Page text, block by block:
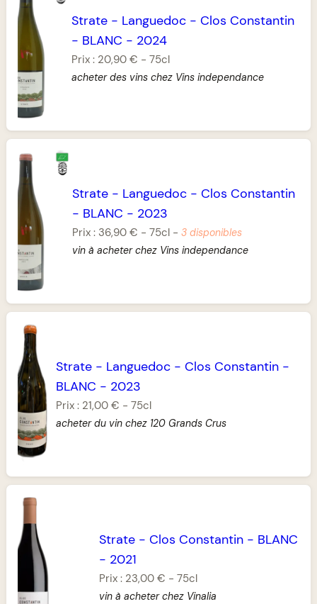
Strate- Languedoc- Clos Constantin
- BLANC - 2024
Prix : 20,90 € - 75cl
acheter des vins chez Vins independance
Strate- Languedoc- Clos Constantin
- BLANC - 2023
Prix : 36,90 € - 75cl- 3 disponibles
vin à acheter chez Vins independance
Strate - Languedoc - Clos Constantin -
BLANC - 2023
Prix : 21,00 € -75cl
acheter du vin chez 120 Grands Crus
Strate- Clos Constantin- BLANC
- 2021
Prix : 23,00 € - 75cl
vin à acheter chez Vinalia